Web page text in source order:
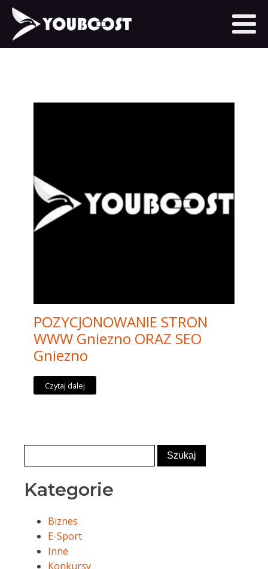
POZYCJONOWANIE STRON
WWW Gniezno ORAZ SEO
Gniezno
Czytaj dalej
Kategorie
Biznes
E-Sport
Inne
Konkursy